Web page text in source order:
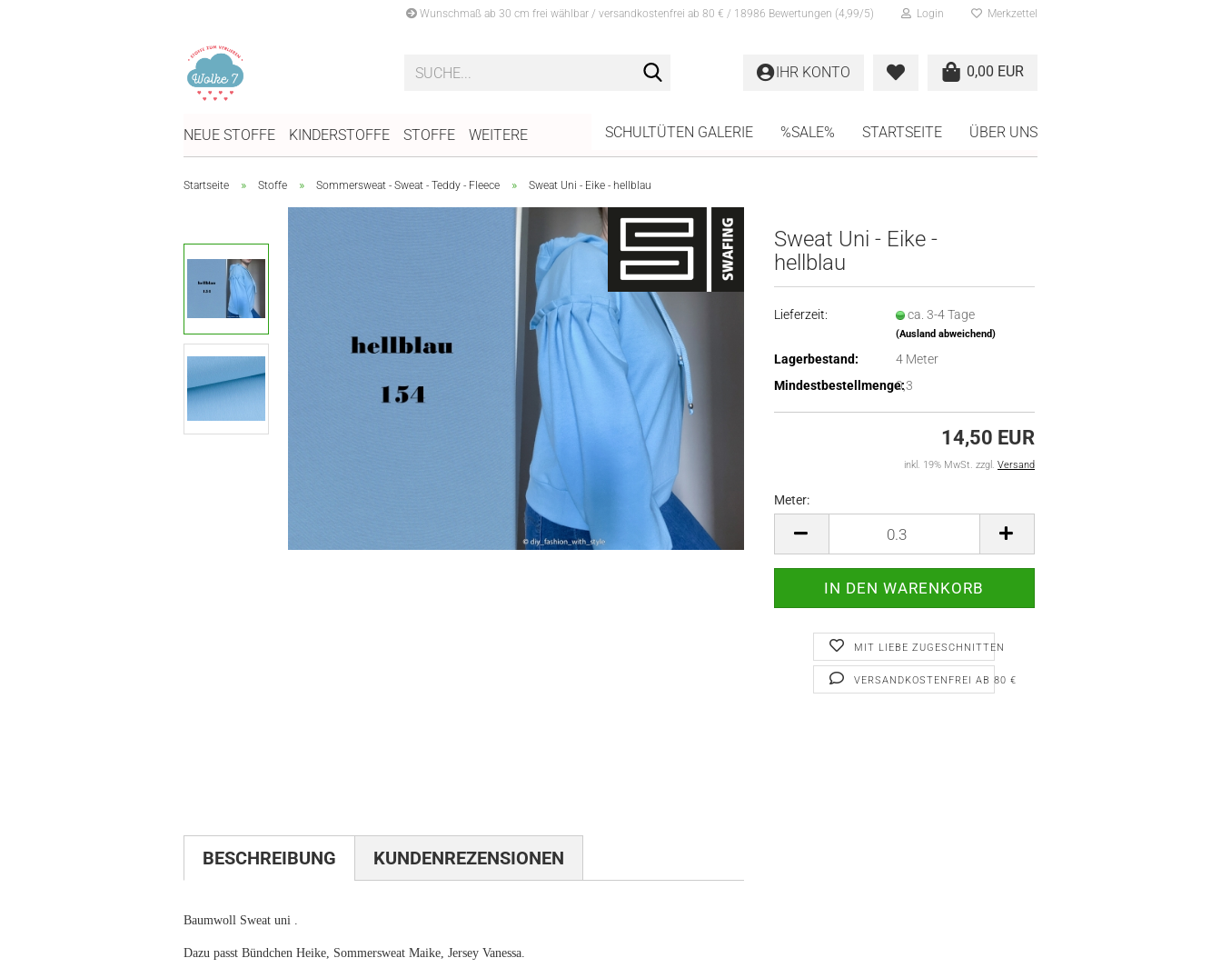
Wunschmaß ab 30 cm frei wählbar / versandkostenfrei ab 80 € / 18986 Bewertungen (4,99/5) Login Merkzettel
0,00 EUR
IHR KONTO
NEUE STOFFE KINDERSTOFFE STOFFE SCHULTÜTEN GALERIE %SALE% STARTSEITE ÜBER UNS
WEITERE
Startseite » Stoffe » Sommersweat - Sweat - Teddy - Fleece » Sweat Uni - Eike - hellblau
Sweat Uni - Eike -
hellblau
Lieferzeit: ca. 3-4 Tage
(Ausland abweichend)
Lagerbestand: 4 Meter
Mindestbestellmenge:0,3
14,50 EUR
inkl. 19% MwSt. zzgl. Versand
Meter:
Meter
MIT LIEBE ZUGESCHNITTEN
VERSANDKOSTENFREI AB 80 €
BESCHREIBUNG KUNDENREZENSIONEN
Baumwoll Sweat uni .
Dazu passt Bündchen Heike, Sommersweat Maike, Jersey Vanessa.